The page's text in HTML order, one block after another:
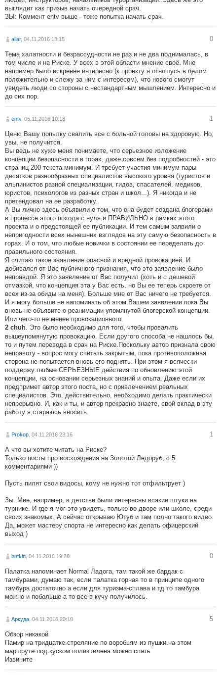
выглядит как призыв начать очередной срач.
ЗЫ: Коммент entv выше - тоже попытка начать срач.
aliar, 04.11.2016 18:15 0
Тема халатности и безрассудности не раз и не два поднималась, в
том числе и на Риске. У всех в этой области мнение своё. Мне
например было искренне интересно (к проекту я отношусь в целом
положительно и слежу за ним с интересом), что нового смогут
увидеть люди со стороны с нестандартным мышлением. Интересно и
до сих пор.
entv, 05.11.2016 10:18 1
Ценю Вашу попытку свалить все с больной головы на здоровую. Но,
увы, не получится.
Вы ведь не хуже меня понимаете, что серьезное изложение
концепции безопасности в горах, даже совсем без подробностей - это
страниц 200 текста минимум. И требует участия минимум пары
десятков разнообразных специалистов высокого уровня (туристов и
альпинистов разной специализации, гидов, спасателей, медиков,
юристов, психологов из разных стран и школ...). Я никогда и не
претендовал на ее разработку.
А Вы лично здесь объявили о том, что она будет создана блогерами
в процессе этого похода с нуля и ПРАВИЛЬНО в рамках этого
проекта и о предстоящей ее публикации. И тем самым заявили о
непригодности всех нынешних взглядов на эту самую безопасность в
горах. И о том, что любые новички в состоянии ее переделать до
правильного состояния.
Я считаю такое заявление опасной и вредной провокацией. И
добивался от Вас публичного признания, что это заявление было
неправдой. Я это заявление от Вас получил (хоть и с дешевой
отмазкой, что концепция эта у Вас есть, но Вы ее теперь скроете от
всех из-за обиды на меня). Больше мне от Вас ничего не требуется.
И я могу больше не напоминать об этом Вашем заявлении пока Вы
вновь не объявите о реанимации упомянутой блогерской концепции.
Или чего-то не менее провокационного.
2 chuh . Это было необходимо для того, чтобы провалить
вышеупомянутую провокацию. Если другого способа не нашлось бы,
то и путем перевода в срач на Риске.Поскольку автор признала свою
неправоту - вопрос могу считать закрытым, пока противоположная
сторона не попытается вновь его поднять. При этом я всячески
поддержу любые СЕРЬЕЗНЫЕ действия по обновлению этой
концепции, на основании серьезных знаний и опыта. Даже если их
предпримет автор этого поста, но с привлечением реальных
специалистов. Это, действительно, необходимо делать практически
непрерывно. И, как и ты, и автор прекрасно знаете, свой вклад в эту
работу я стараюсь вносить.
Prokop , 04.11.2016 23:16 1
А что вы хотите читать на Риске?
Только посты про восхождения на Золотой Ледоруб, с 5
комментариями ))
Пусть пилят свои видосы, кому не нужно тот отфильтрует )
Зы. Мне, например, в детстве были интересны всякие штуки на
турнике. И где я мог это увидеть, только во дворе или школе, среди
своих знакомых. А сейчас открываю Ютуб и там полно такого видео.
Да, может мастеру спорта не интересно как делать офицерский
выход )
butkin , 04.11.2016 19:28 0
Палатка напоминает Normal Ладога, там такой же бардак с
тамбурами, думаю так, если палатка горная то в принципе одного
тамбура достаточно а если для туризма-сплава и тд то тамбура
можно и побольше а то все в кучу получилось.
Аркуда , 04.11.2016 20:10 5
Обзор никакой
Памир на тридцатке.стреляние по воробьям из пушки.на этом
маршруте под куском полиэтилена можно спать
Извините